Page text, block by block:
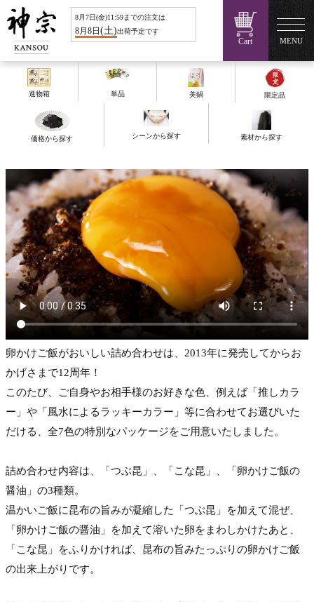
8月7日(金)11:59までの注文は
8月 8日 (土)出荷予定です
Cart MENU
進物箱 単品 美鍋 限定品
価格から探す シーンから探す 素材から探す
卵かけご飯がおいしい詰め合わせは、2013年に発売してからお
かげさまで12周年！
このたび、ご自身やお相手様のお好きな色、例えば「推しカラ
ー」や「風水によるラッキーカラー」等に合わせてお選びいた
だける、全7色の特別なパッケージをご用意いたしました。
詰め合わせ内容は、「つぶ昆」、「こな昆」、「卵かけご飯の
醤油」の3種類。
温かいご飯に昆布の旨みが凝縮した「つぶ昆」を加えて混ぜ、
「卵かけご飯の醤油」を加えて溶いた卵をまわしかけたあと、
「こな昆」をふりかければ、昆布の旨みたっぷりの卵かけご飯
の出来上がりです。